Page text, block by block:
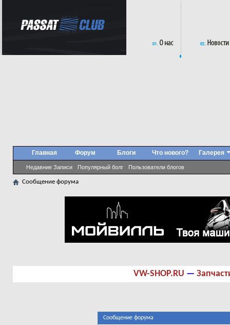
Главная Форум Блоги
Недавние Записи Популярный болг Пользователи блогов
Что нового? Галерея
Сообщение форума
VW-SHOP.RU —
Сообщение форума